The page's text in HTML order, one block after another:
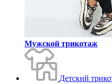
Мужской трикотаж
Детский